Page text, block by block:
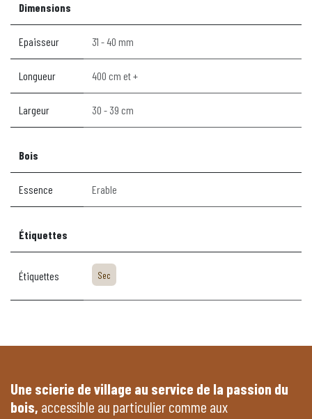
Dimensions
Epaisseur 31 - 40 mm
Longueur 400 cm et +
Largeur 30 - 39 cm
Bois
Essence Erable
Étiquettes
Étiquettes Sec
Une scierie de village au service de la passion du
bois, accessible au particulier comme aux